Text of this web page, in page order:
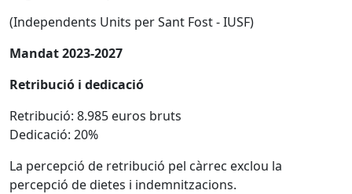
(Independents Units per Sant Fost - IUSF)
Mandat 2023-2027
Retribució i dedicació
Retribució: 8.985 euros bruts
Dedicació: 20%
La percepció de retribució pel càrrec exclou la
percepció de dietes i indemnitzacions.